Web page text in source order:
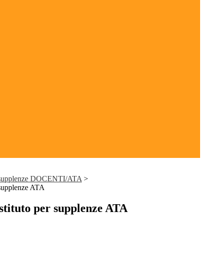
DOCENTI/ATA >
ATA
per supplenze ATA